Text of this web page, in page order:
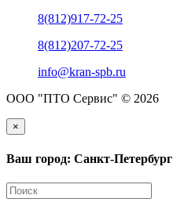
8(812)917-72-25
8(812)207-72-25
info@kran-spb.ru
ООО "ПТО Сервис" © 2026
×
Ваш город: Санкт-Петербург